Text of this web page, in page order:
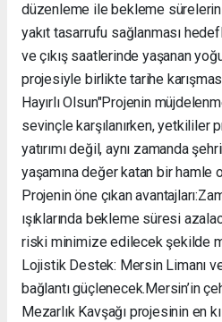
düzenleme ile bekleme
yakıt tasarrufu sağlanması
ve çıkış saatlerinde yaşanan
projesiyle birlikte tarihe
Hayırlı Olsun" ​Projenin
sevinçle karşılanırken, yetkililer
yatırımı değil, aynı zamanda
yaşamına değer katan bir hamle
Projenin öne çıkan avantajları:
ışıklarında bekleme süresi
riski minimize edilecek şekilde
Lojistik Destek: Mersin Limanı
bağlantı güçlenecek. ​Mersin’in
Mezarlık Kavşağı projesinin en